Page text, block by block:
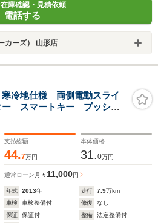
庫確認・見積依頼
電話する
カーズ） 山形店
冷地仕様 両側電動スライ
ー スマートキー プッシュ
ミラーヒーター CD再生
グランプ ドアバイザー オ
支払総額
44.7万円
本体価格
31.0万円
通常ローン 月々 11,000円
年式 2013年 走行 7.9万km
車検
車検整備付 修復
なし
保証
保証付 整備
法定整備付